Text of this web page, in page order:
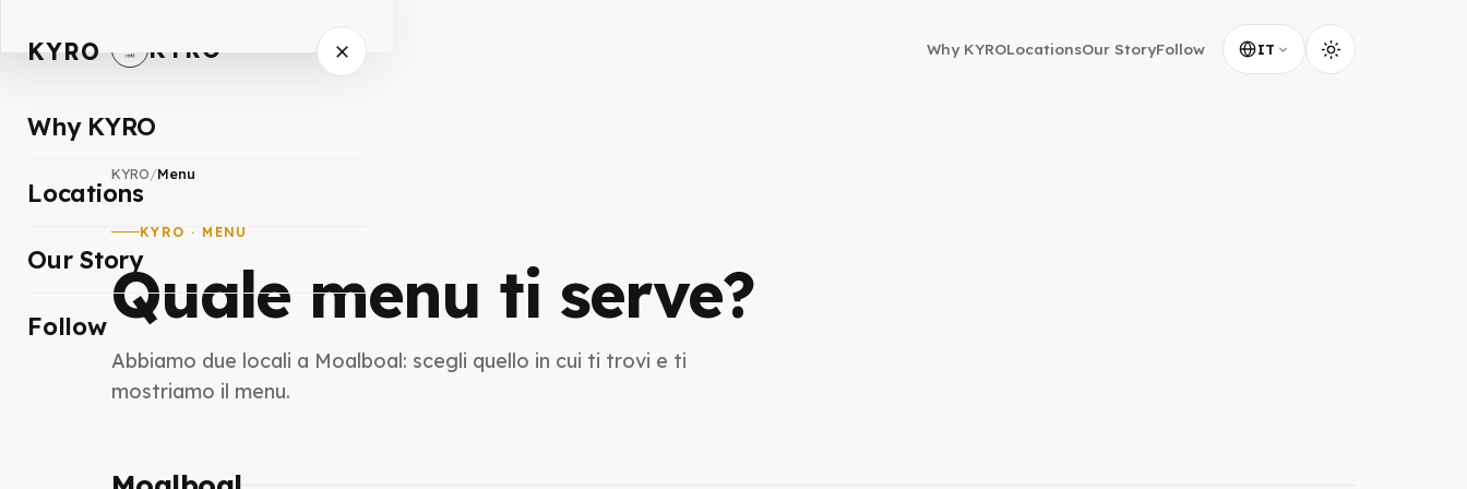
KYRO Why KYROLocationsOur StoryFollow IT
KYRO
Why KYRO
Locations
Our Story
Follow
KYRO/Menu
KYRO · MENU
Quale menu ti serve?
Abbiamo due locali a Moalboal: scegli quello in cui ti trovi e ti
mostriamo il menu.